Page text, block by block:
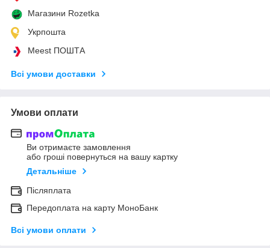
Магазини Rozetka
Укрпошта
Meest ПОШТА
Всі умови доставки
Умови оплати
Ви отримаєте замовлення
або гроші повернуться на вашу картку
Детальніше
Післяплата
Передоплата на карту МоноБанк
Всі умови оплати